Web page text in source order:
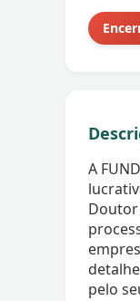
A
Doutor
pelo